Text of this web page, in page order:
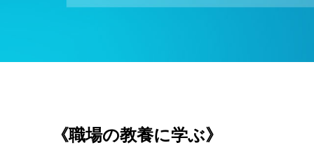
《職場の教養に学ぶ》